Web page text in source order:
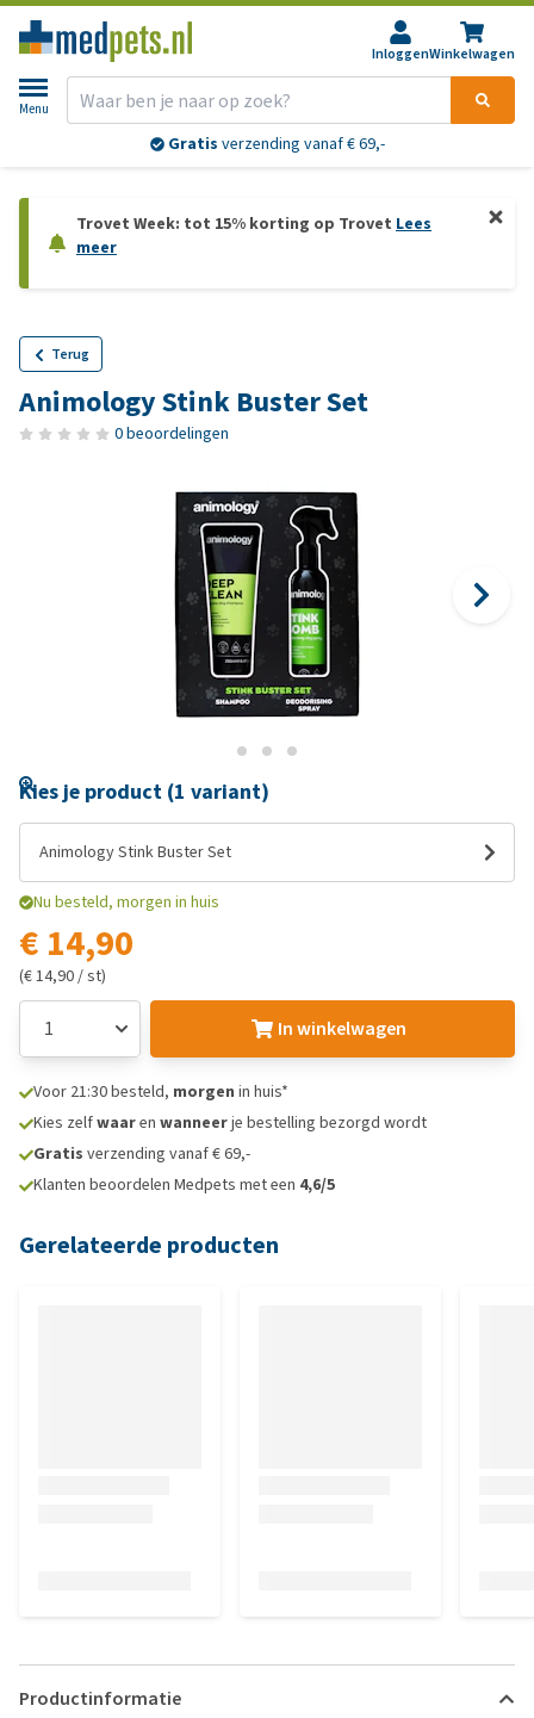
InloggenWinkelwagen
Menu
Gratis verzending vanaf € 69,-
Trovet Week: tot 15% korting op Trovet Lees
meer
Terug
Animology Stink Buster Set
0 beoordelingen
Kies je product (1 variant)
Animology Stink Buster Set
Nu besteld, morgen in huis
€ 14,90
(€ 14,90 / st)
In winkelwagen
Voor 21:30 besteld, morgen in huis*
Kies zelfwaaren wanneerje bestelling bezorgd wordt
Gratis verzending vanaf € 69,-
Klanten beoordelen Medpets met een 4,6/5
Gerelateerde producten
Productinformatie